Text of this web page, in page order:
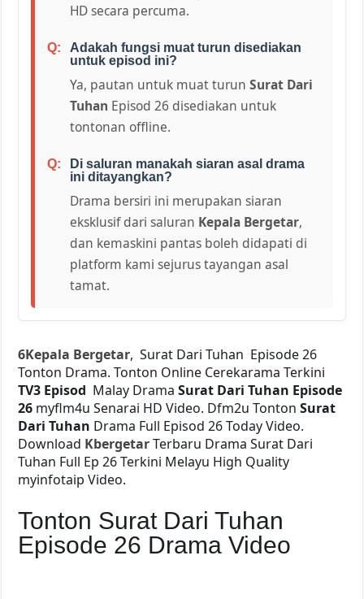
HD secara percuma.
Adakah fungsi muat turun disediakan
untuk episod ini?
Ya, pautan untuk muat turunSurat Dari
Tuhan Episod 26 disediakan untuk
tontonan offline.
Di saluran manakah siaran asal drama
ini ditayangkan?
Drama bersiri ini merupakan siaran
eksklusif dari saluran Kepala Bergetar,
dan kemaskini pantas boleh didapati di
platform kami sejurus tayangan asal
tamat.
6Kepala Bergetar, Surat Dari Tuhan Episode 26
Tonton Drama. Tonton Online Cerekarama Terkini
TV3 Episod Malay DramaSurat Dari Tuhan Episode
26 myflm4u Senarai HD Video. Dfm2u TontonSurat
Dari Tuhan Drama Full Episod 26 Today Video.
Download KbergetarTerbaru Drama Surat Dari
Tuhan Full Ep 26 Terkini Melayu High Quality
myinfotaip Video.
Tonton Surat Dari Tuhan
Episode 26 Drama Video